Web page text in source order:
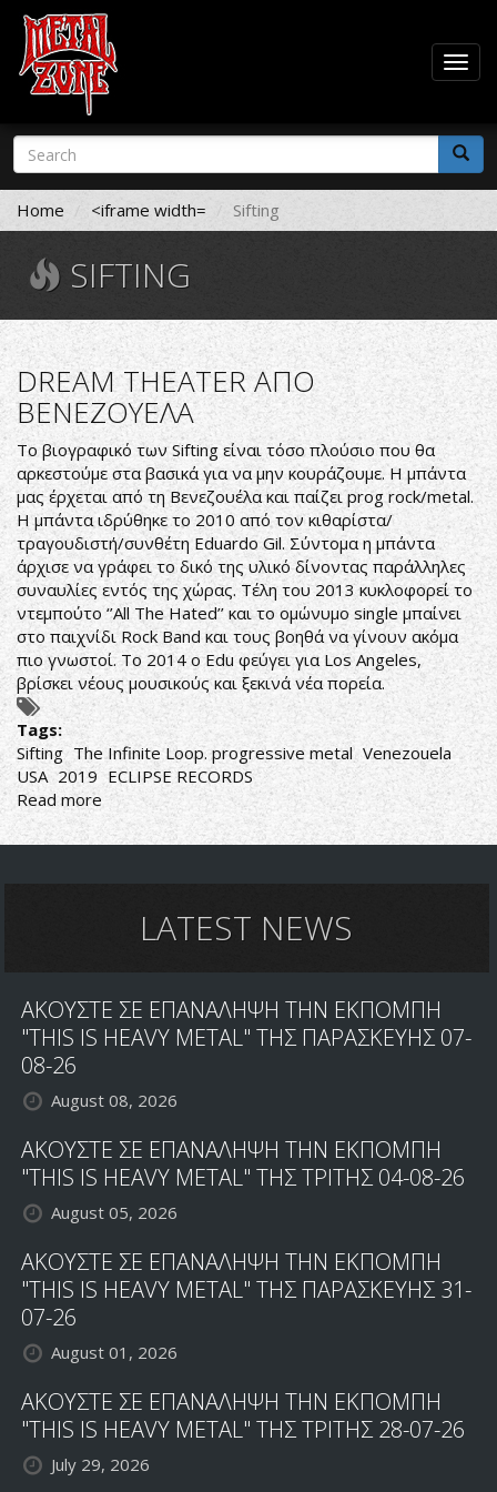
Skip
main
content
Search
form
Search
Home <iframe width= Sifting
SIFTING
DREAM THEATER ΑΠΟ
ΒΕΝΕΖΟΥΕΛΑ
Το βιογραφικό των Sifting είναι τόσο πλούσιο που θα
αρκεστούμε στα βασικά για να μην κουράζουμε. Η μπάντα
μας έρχεται από τη Βενεζουέλα και παίζει prog rock/metal.
Η μπάντα ιδρύθηκε το 2010 από τον κιθαρίστα/
τραγουδιστή/συνθέτη Eduardo Gil. Σύντομα η μπάντα
άρχισε να γράφει το δικό της υλικό δίνοντας παράλληλες
συναυλίες εντός της χώρας. Τέλη του 2013 κυκλοφορεί το
ντεμπούτο ‘’All The Hated’’ και το ομώνυμο single μπαίνει
στο παιχνίδι Rock Band και τους βοηθά να γίνουν ακόμα
πιο γνωστοί. Το 2014 ο Edu φεύγει για Los Angeles,
βρίσκει νέους μουσικούς και ξεκινά νέα πορεία.
Tags:
Sifting The Infinite Loop. progressive metal Venezouela
USA 2019 ECLIPSE RECORDS
Read more about
DREAM
THEATER
LATEST NEWS
ΑΚΟΥΣΤΕ ΣΕ ΕΠΑΝΑΛΗΨΗ ΤΗΝ ΕΚΠΟΜΠΗ
"THIS IS HEAVY METAL" ΤΗΣ ΠΑΡΑΣΚΕΥΗΣ 07-
08-26
August 08, 2026
ΑΚΟΥΣΤΕ ΣΕ ΕΠΑΝΑΛΗΨΗ ΤΗΝ ΕΚΠΟΜΠΗ
"THIS IS HEAVY METAL" ΤΗΣ ΤΡΙΤΗΣ 04-08-26
August 05, 2026
ΑΚΟΥΣΤΕ ΣΕ ΕΠΑΝΑΛΗΨΗ ΤΗΝ ΕΚΠΟΜΠΗ
"THIS IS HEAVY METAL" ΤΗΣ ΠΑΡΑΣΚΕΥΗΣ 31-
07-26
August 01, 2026
ΑΚΟΥΣΤΕ ΣΕ ΕΠΑΝΑΛΗΨΗ ΤΗΝ ΕΚΠΟΜΠΗ
"THIS IS HEAVY METAL" ΤΗΣ ΤΡΙΤΗΣ 28-07-26
July 29, 2026